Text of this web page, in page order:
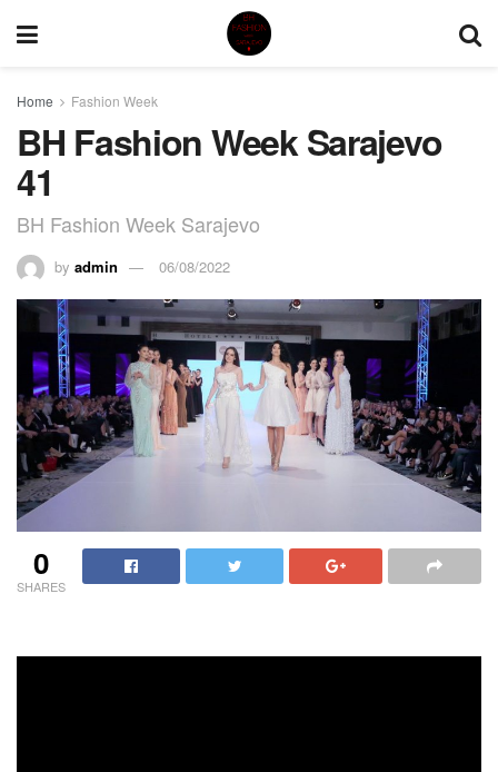
Home Fashion Week
BH Fashion Week Sarajevo
41
BH Fashion Week Sarajevo
by admin 06/08/2022
0
SHARES